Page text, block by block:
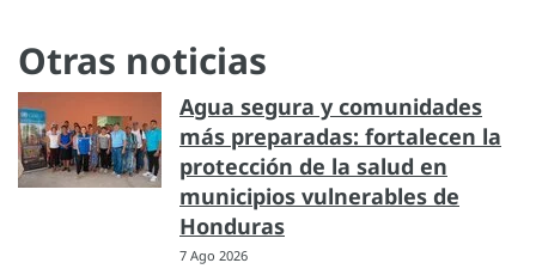
Otras noticias
Agua segura y comunidades
más preparadas: fortalecen la
protección de la salud en
municipios vulnerables de
Honduras
7 Ago 2026